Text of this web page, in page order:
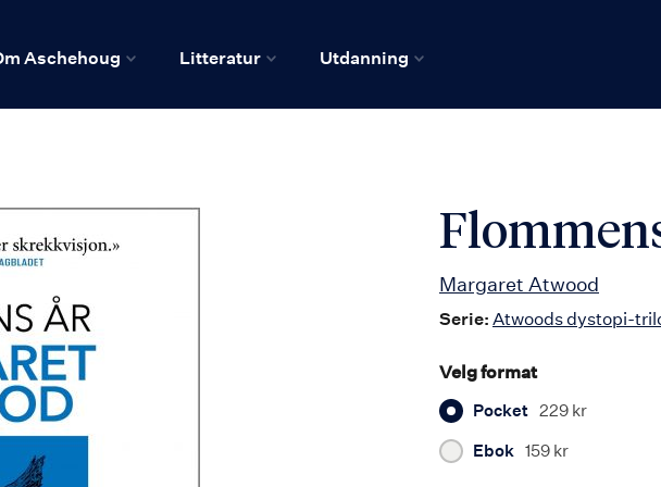
Aschehoug Litteratur Utdanning
Margaret Atwood
Serie: Atwoods dystopi-
Velg format
Pocket 229 kr
Ebok 159 kr